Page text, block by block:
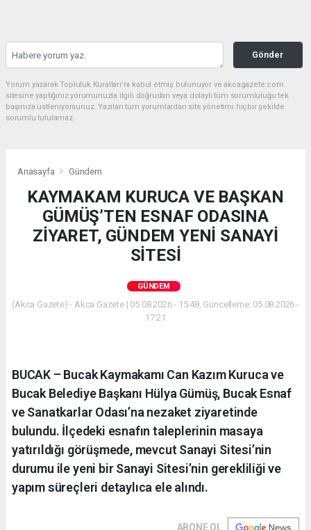
Gönder
Yorum yazarak Topluluk Kuralları’nı kabul etmiş bulunuyor ve akcagazete.com
sitesine yaptığınız yorumunuzla ilgili doğrudan veya dolaylı tüm sorumluluğu tek
başınıza üstleniyorsunuz. Yazılan tüm yorumlardan site yönetimi hiçbir şekilde
sorumlu tutulamaz.
Anasayfa Gündem
KAYMAKAM KURUCA VE BAŞKAN
GÜMÜŞ’TEN ESNAF ODASINA
ZİYARET, GÜNDEM YENİ SANAYİ
SİTESİ
GÜNDEM
(Akca Gazete) - Akca Gazete | 05.08.2026 - 15:48, Güncelleme: 05.08.2026 -
17:21
BUCAK – Bucak Kaymakamı Can Kazım Kuruca ve
Bucak Belediye Başkanı Hülya Gümüş, Bucak Esnaf
ve Sanatkarlar Odası’na nezaket ziyaretinde
bulundu. İlçedeki esnafın taleplerinin masaya
yatırıldığı görüşmede, mevcut Sanayi Sitesi’nin
durumu ile yeni bir Sanayi Sitesi’nin gerekliliği ve
yapım süreçleri detaylıca ele alındı.
ABONE OL